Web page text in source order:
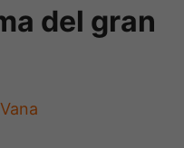
del gran